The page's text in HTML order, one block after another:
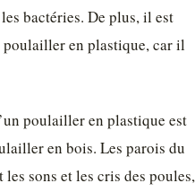
bactéries. De plus, il est
en plastique, car il
poulailler en plastique est
en bois. Les parois du
sons et les cris des poules,